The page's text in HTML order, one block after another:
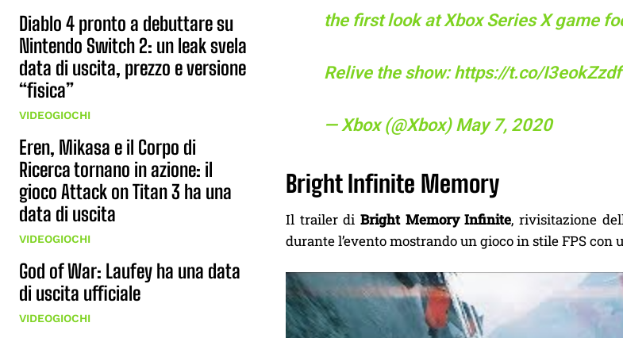
Diablo 4 pronto a debuttare su
Nintendo Switch 2: un leak svela
data di uscita, prezzo e versione
“fisica”
VIDEOGIOCHI
Eren, Mikasa e il Corpo di
Ricerca tornano in azione: il
gioco Attack on Titan 3 ha una
data di uscita
VIDEOGIOCHI
God of War: Laufey ha una data
di uscita ufficiale
VIDEOGIOCHI
the first look at Xbox Series X game
Relive the show:https://t.co/
— Xbox (@Xbox) May 7, 2020
Bright Infinite Memory
Il trailer di Bright Memory Infinite, rivisitazione
durante l’evento mostrando un gioco in stile FPS